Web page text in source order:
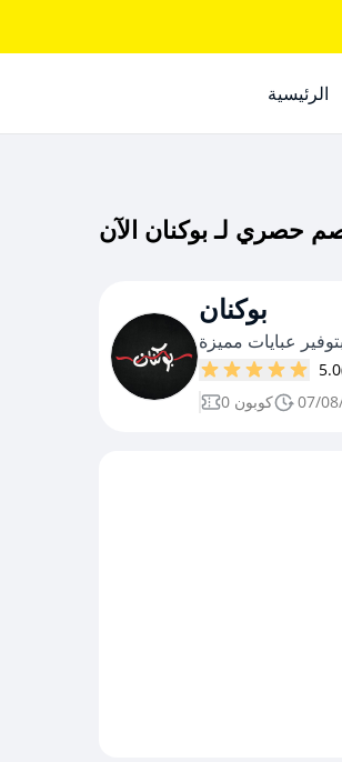
الرئيسية
بوكنان
5.0
0 كوبون